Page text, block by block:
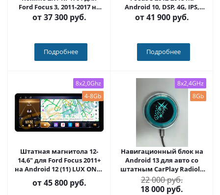
Ford Focus 3, 2011-2017 на
Android 12 (8/128Gb)
от37 300 руб.
Подробнее
Android 10, DSP, 4G, IPS,
Carplay - Cardrox CD-4478-
13 (11-13 дюймов)
от41 900 руб.
Подробнее
8x2,0Ghz
4-8Gb
Штатная магнитола 12-
14,6" для Ford Focus 2011+
на Android 12 (11) LUX ONE -
Carmedia MKD-TYFT002
от45 800 руб.
8x2,4GHz
8Gb
Навигационный блок на
Android 13 для авто со
штатным CarPlay Radiola
RDL-Carplay
22 000 руб.
18 000 руб.